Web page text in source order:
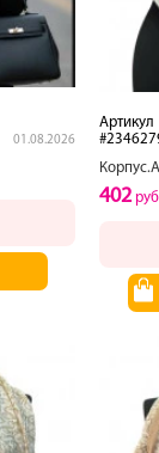
01.08.2026
Артикул
402руб